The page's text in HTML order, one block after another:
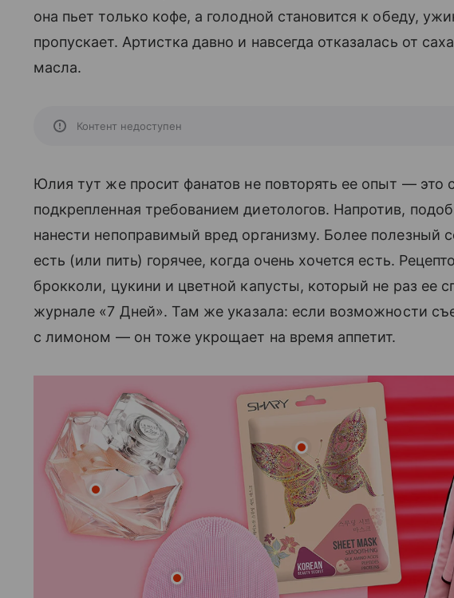
она пьет только кофе, а голодной становится к обеду,
пропускает. Артистка давно и навсегда отказалась от
масла.
Контент недоступен
Юлия тут же просит фанатов не повторять ее опыт — это
подкрепленная требованием диетологов. Напротив,
нанести непоправимый вред организму. Более полезный
есть (или пить) горячее, когда очень хочется есть.
брокколи, цукини и цветной капусты, который не раз ее
журнале «7 Дней». Там же указала: если возможности
с лимоном — он тоже укрощает на время аппетит.